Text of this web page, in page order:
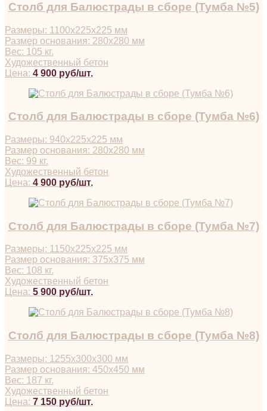
Столб для Балюстрады в сборе (Тумба №5)
Размеры: 1100х225х225 мм
Размер основания: 280х280 мм
Вес: 105 кг.
Художественный бетон
Цена: 4 900 руб/шт.
Столб для Балюстрады в сборе (Тумба №6)
Размеры: 940х225х225 мм
Размер основания: 280х280 мм
Вес: 99 кг.
Художественный бетон
Цена: 4 900 руб/шт.
Столб для Балюстрады в сборе (Тумба №7)
Размеры: 1150х225х225 мм
Размер основания: 375х375 мм
Вес: 108 кг.
Художественный бетон
Цена: 5 900 руб/шт.
Столб для Балюстрады в сборе (Тумба №8)
Размеры: 1255х300х300 мм
Размер основания: 450х450 мм
Вес: 187 кг.
Художественный бетон
Цена: 7 150 руб/шт.